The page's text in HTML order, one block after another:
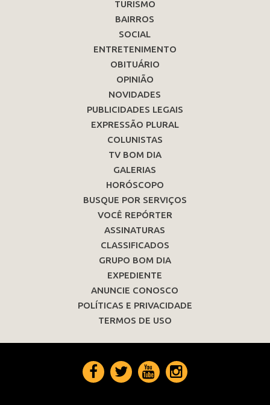
TURISMO
BAIRROS
SOCIAL
ENTRETENIMENTO
OBITUÁRIO
OPINIÃO
NOVIDADES
PUBLICIDADES LEGAIS
EXPRESSÃO PLURAL
COLUNISTAS
TV BOM DIA
GALERIAS
HORÓSCOPO
BUSQUE POR SERVIÇOS
VOCÊ REPÓRTER
ASSINATURAS
CLASSIFICADOS
GRUPO BOM DIA
EXPEDIENTE
ANUNCIE CONOSCO
POLÍTICAS E PRIVACIDADE
TERMOS DE USO